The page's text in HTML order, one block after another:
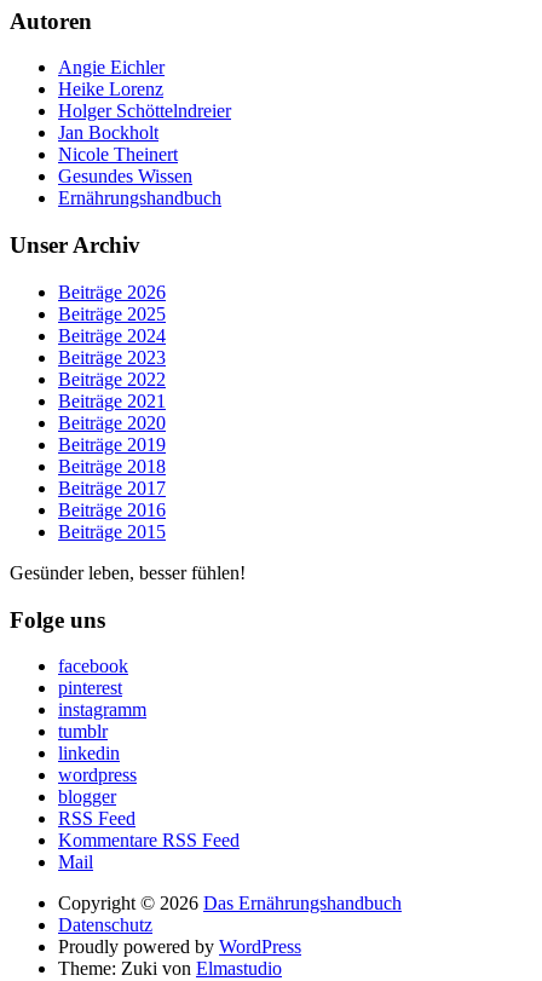
Autoren
Angie Eichler
Heike Lorenz
Holger Schöttelndreier
Jan Bockholt
Nicole Theinert
Gesundes Wissen
Ernährungshandbuch
Unser Archiv
Beiträge 2026
Beiträge 2025
Beiträge 2024
Beiträge 2023
Beiträge 2022
Beiträge 2021
Beiträge 2020
Beiträge 2019
Beiträge 2018
Beiträge 2017
Beiträge 2016
Beiträge 2015
Gesünder leben, besser fühlen!
Folge uns
facebook
pinterest
instagramm
tumblr
linkedin
wordpress
blogger
RSS Feed
Kommentare RSS Feed
Mail
Copyright © 2026 Das Ernährungshandbuch
Datenschutz
Proudly powered by WordPress
Theme: Zuki von Elmastudio